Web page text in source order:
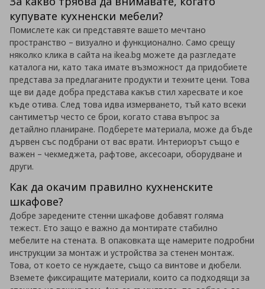
купувате кухненски мебели?
Помислете как си представяте вашето мечтано
пространство – визуално и функционално. Само срещу
няколко клика в сайта на ikea.bg можете да разгледате
каталога ни, като така имате възможност да придобиете
представа за предлаганите продукти и техните цени. Това
ще ви даде добра представа какъв стил харесвате и кое
къде отива. След това идва измерването, тъй като всеки
сантиметър често се брои, когато става въпрос за
детайлно планиране. Подберете материала, може да бъде
дървен със подбрани от вас врати. Интериорът също е
важен – чекмеджета, рафтове, аксесоари, оборудване и
други.
Как да окачим правилно кухненските
шкафове?
Добре заредените стенни шкафове добавят голяма
тежест. Ето защо е важно да монтирате стабилно
мебелите на стената. В опаковката ще намерите подробни
инструкции за монтаж и устройства за стенен монтаж.
Това, от което се нуждаете, също са винтове и дюбели.
Вземете фиксиращите материали, които са подходящи за